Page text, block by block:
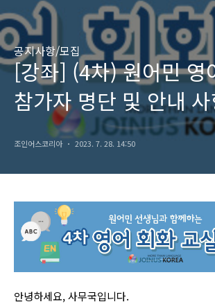
공지사항/모집
[강좌] (4차) 원어민 영
참가자 명단 및 안내
조인어스코리아 2023. 7. 28. 14:50
안녕하세요, 사무국입니다.